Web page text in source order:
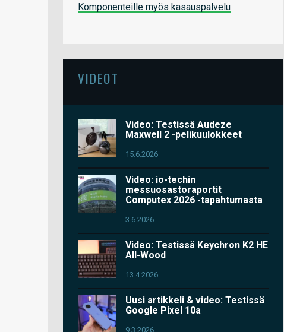
Komponenteille myös kasauspalvelu
VIDEOT
Video: Testissä Audeze
Maxwell 2 -pelikuulokkeet
15.6.2026
Video: io-techin
messuosastoraportit
Computex 2026 -tapahtumasta
3.6.2026
Video: Testissä Keychron K2 HE
All-Wood
13.4.2026
Uusi artikkeli & video: Testissä
Google Pixel 10a
9.3.2026